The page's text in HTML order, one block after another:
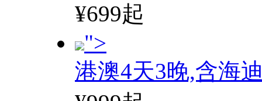
¥699起
">
港澳4天3晚,含海